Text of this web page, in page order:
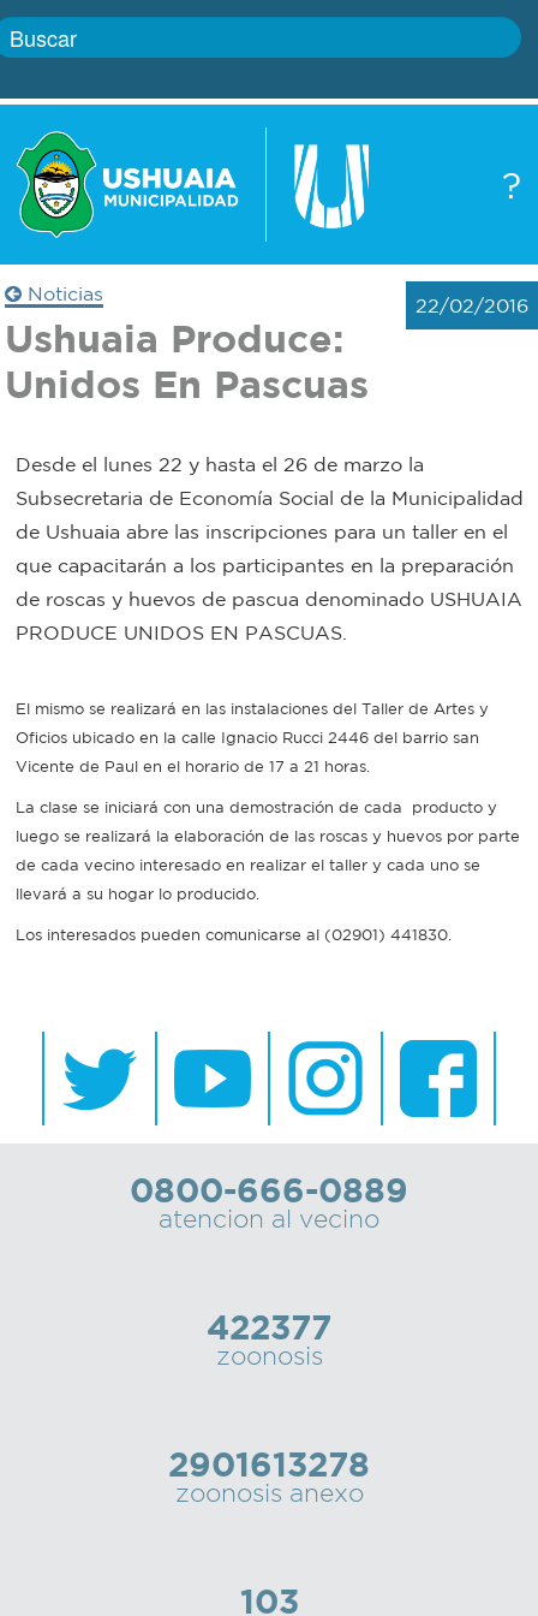
?
Boletín
Defensa
Zoonosis
Bromatología
Rentas
Municipal
Mi
bondi
Boleto
estudiantil
colectivos
Recarga
SUBE
Gobierno
Trámites
Transparencia
Actualidad
Correo
Personal
Noticias
22/02/2016
Ushuaia Produce:
Unidos En Pascuas
Desde el lunes 22 y hasta el 26 de marzo la
Subsecretaria de Economía Social de la Municipalidad
de Ushuaia abre las inscripciones para un taller en el
que capacitarán a los participantes en la preparación
de roscas y huevos de pascua denominado USHUAIA
PRODUCE UNIDOS EN PASCUAS.
El mismo se realizará en las instalaciones del Taller de Artes y
Oficios ubicado en la calle Ignacio Rucci 2446 del barrio san
Vicente de Paul en el horario de 17 a 21 horas.
La clase se iniciará con una demostración de cada producto y
luego se realizará la elaboración de las roscas y huevos por parte
de cada vecino interesado en realizar el taller y cada uno se
llevará a su hogar lo producido.
Los interesados pueden comunicarse al (02901) 441830.
0800-666-0889
atencion al vecino
422377
zoonosis
2901613278
zoonosis anexo
103